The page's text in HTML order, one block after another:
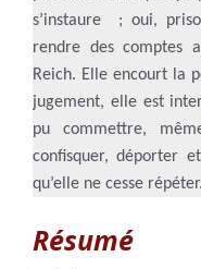
s’instaure ; oui,
rendre des comptes
Reich. Elle encourt la
jugement, elle est
pu commettre,
confisquer, déporter
qu’elle ne cesse répéter.
Résumé